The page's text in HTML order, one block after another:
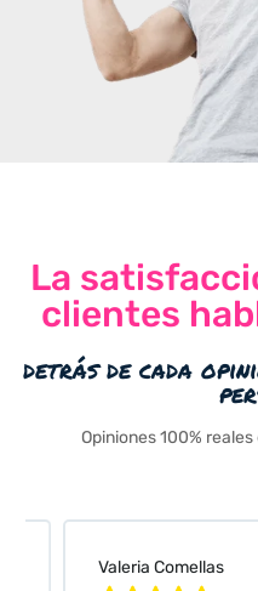
La
clientes
detrás de cada
Opiniones 100%
Valeria Comellas